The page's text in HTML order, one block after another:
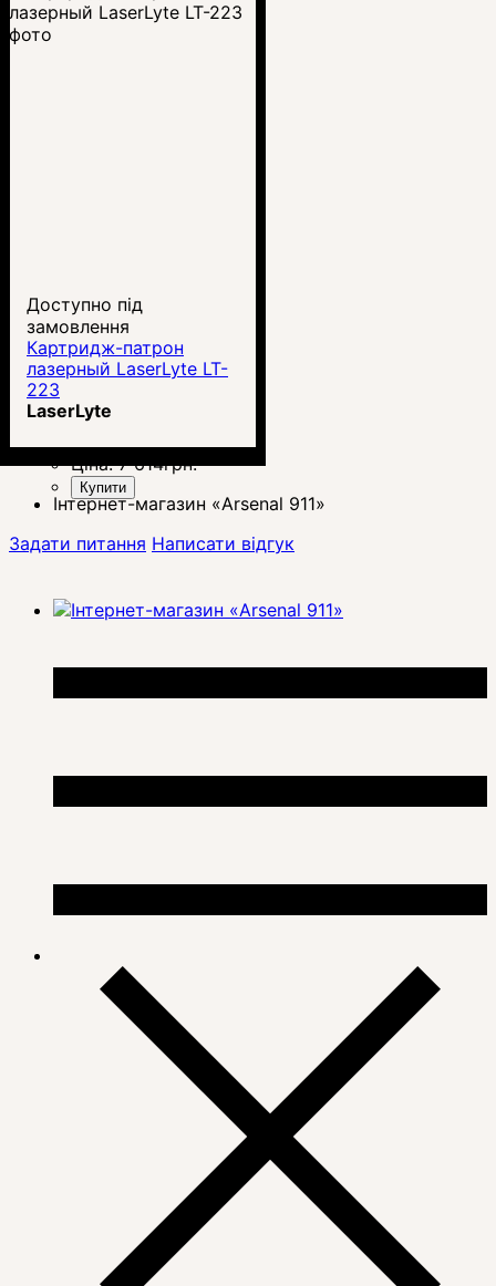
Доступно під
замовлення
Картридж-патрон
лазерный LaserLyte LT-
223
LaserLyte
Ціна:7 614грн.
Купити
Інтернет-магазин «Arsenal 911»
Задати питання Написати відгук